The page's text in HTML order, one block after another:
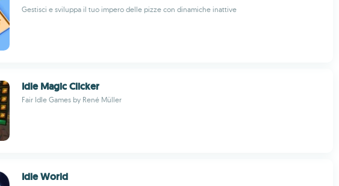
Gestisci e sviluppa il tuo impero delle pizze con dinamiche inattive
Idle Magic Clicker
Fair Idle Games by René Müller
Idle World